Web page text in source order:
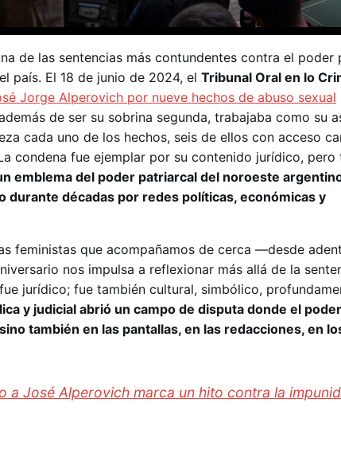
de las sentencias más contundentes contra el poder
país. El 18 de junio de 2024, el Tribunal Oral en lo
Jorge Alperovich por nueve hechos de abuso sexual
de ser su sobrina segunda, trabajaba como su
cada uno de los hechos, seis de ellos con acceso
condena fue ejemplar por su contenido jurídico, pero
emblema del poder patriarcal del noroeste
durante décadas por redes políticas, económicas y
feministas que acompañamos de cerca —desde
nos impulsa a reflexionar más allá de la
jurídico; fue también cultural, simbólico,
y judicial abrió un campo de disputa donde el
también en las pantallas, en las redacciones, en
a José Alperovich marca un hito contra la